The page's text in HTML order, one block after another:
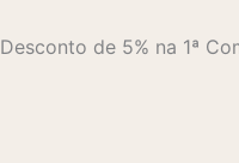
Desconto de 5% na 1ª